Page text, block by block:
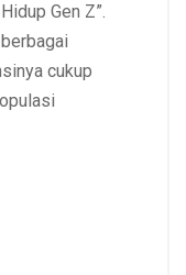
Gen Z”.
cukup